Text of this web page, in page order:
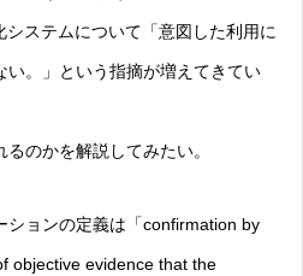
ステムについて「意図した利用に
い。」という指摘が増えてきてい
のかを解説してみたい。
ションの定義は「confirmation by
objective evidence that the